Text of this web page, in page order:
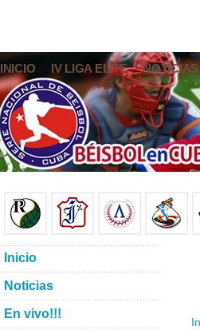
INICIO IV LIGA ELITE NOTICIAS
Inicio
Noticias
En vivo!!!